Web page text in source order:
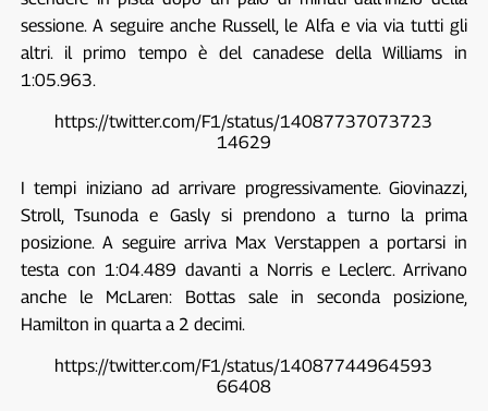
sessione. A seguire anche Russell, le Alfa e via via tutti gli
altri. il primo tempo è del canadese della Williams in
1:05.963.
https://twitter.com/F1/status/14087737073723
14629
I tempi iniziano ad arrivare progressivamente. Giovinazzi,
Stroll, Tsunoda e Gasly si prendono a turno la prima
posizione. A seguire arriva Max Verstappen a portarsi in
testa con 1:04.489 davanti a Norris e Leclerc. Arrivano
anche le McLaren: Bottas sale in seconda posizione,
Hamilton in quarta a 2 decimi.
https://twitter.com/F1/status/14087744964593
66408